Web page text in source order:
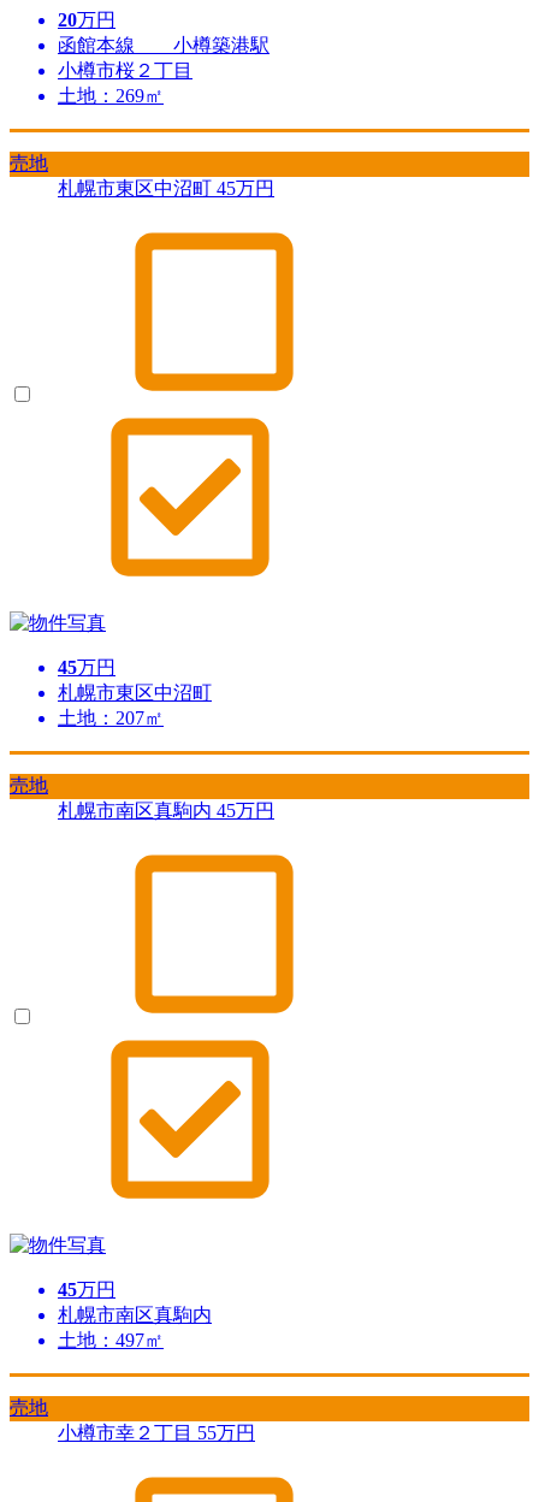
20万円
函館本線 小樽築港駅
小樽市桜２丁目
土地：269㎡
売地
札幌市東区中沼町 45万円
45万円
札幌市東区中沼町
土地：207㎡
売地
札幌市南区真駒内 45万円
45万円
札幌市南区真駒内
土地：497㎡
売地
小樽市幸２丁目 55万円